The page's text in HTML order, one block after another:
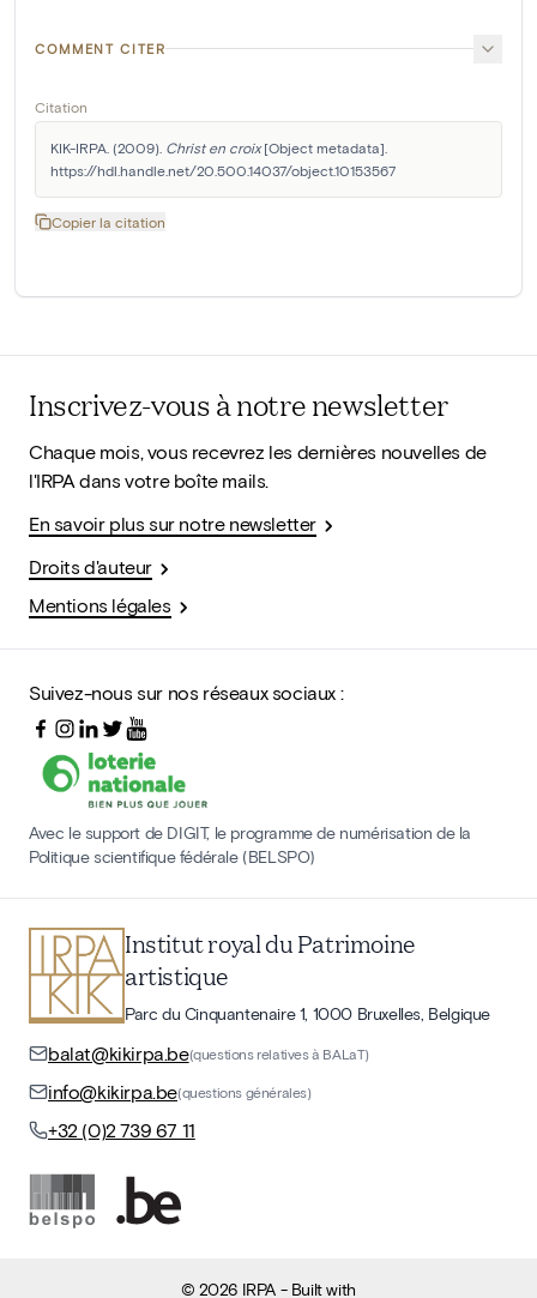
COMMENT CITER
Citation
KIK-IRPA. (2009). Christ en croix [Object metadata].
https://hdl.handle.net/20.500.14037/object.10153567
Copier la citation
Inscrivez-vous à notre newsletter
Chaque mois, vous recevrez les dernières nouvelles de
l'IRPA dans votre boîte mails.
En savoir plus sur notre newsletter
Droits d'auteur
Mentions légales
Suivez-nous sur nos réseaux sociaux :
Avec le support de DIGIT, le programme de numérisation de la
Politique scientifique fédérale (BELSPO)
Institut royal du Patrimoine
artistique
Parc du Cinquantenaire 1, 1000 Bruxelles, Belgique
balat@kikirpa.be(questions relatives à BALaT)
info@kikirpa.be(questions générales)
+32 (0)2 739 67 11
©2026 IRPA- Built with